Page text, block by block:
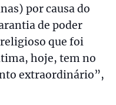
por causa do
de poder
que foi
hoje, tem no
extraordinário”,